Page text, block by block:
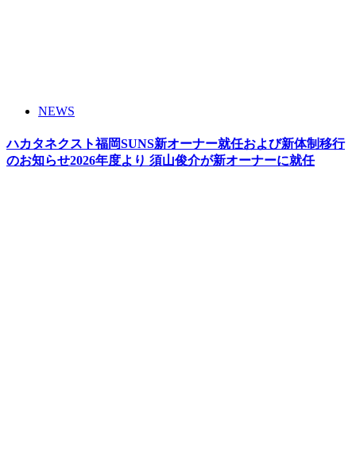
NEWS
ハカタネクスト福岡SUNS新オーナー就任および新体制移行
のお知らせ2026年度より 須山俊介が新オーナーに就任